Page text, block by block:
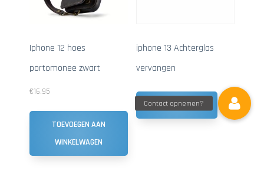
Iphone 12 hoes
portomonee zwart
€16.95
TOEVOEGEN AAN
WINKELWAGEN
iphone 13 Achterglas
vervangen
LEES VERDER